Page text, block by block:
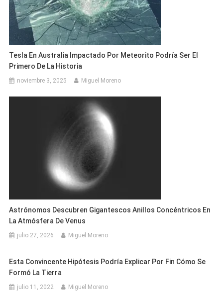
Tesla En Australia Impactado Por Meteorito Podría Ser El
Primero De La Historia
noviembre 3, 2025 Miguel Moreno
Astrónomos Descubren Gigantescos Anillos Concéntricos En
La Atmósfera De Venus
julio 27, 2026 Miguel Moreno
Esta Convincente Hipótesis Podría Explicar Por Fin Cómo Se
Formó La Tierra
julio 11, 2022 Miguel Moreno